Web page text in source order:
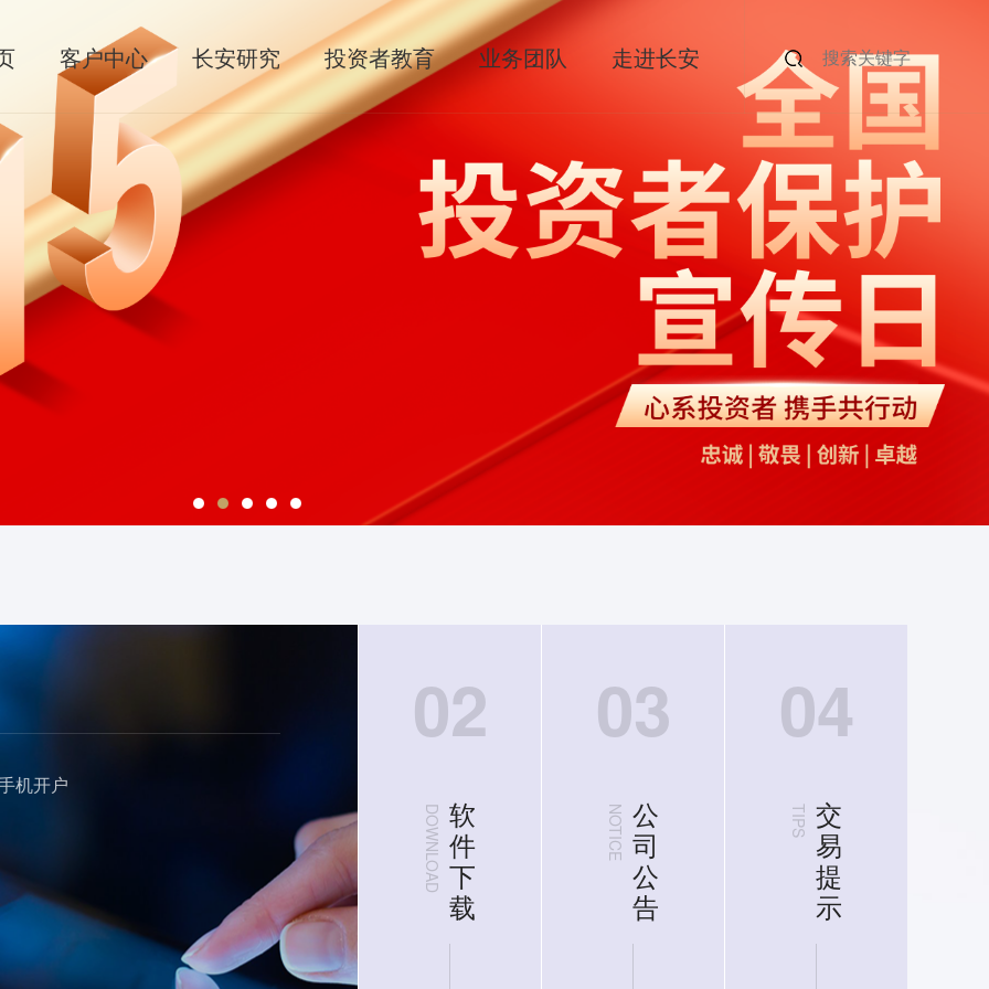
客户中心 长安研究 投资者教育 业务团队 走进长安
机开户
02
DOWNLOAD 软
件
下
载
软件下载
手机软件
模拟软件
工具软件
03
NOTICE 公
司
公
告
公司公告
关于调整20号胶期货相关合
跌停板幅度和保证金比例的
04
TIPS 交
易
提
示